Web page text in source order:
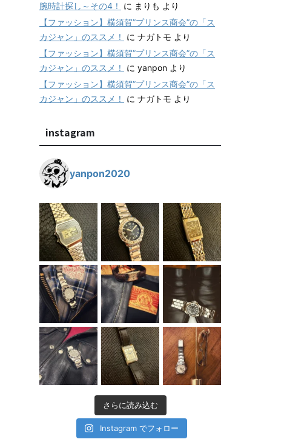
腕時計探し～その4！
に まりも より
【ファッション】横須賀”プリンス商会”の「ス
カジャン」のススメ！
に ナガトモ より
【ファッション】横須賀”プリンス商会”の「ス
カジャン」のススメ！
に yanpon より
【ファッション】横須賀”プリンス商会”の「ス
カジャン」のススメ！
に ナガトモ より
instagram
yanpon2020
さらに読み込む
Instagram でフォロー